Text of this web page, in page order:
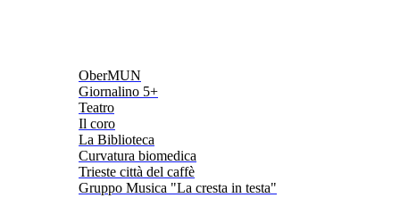
OberMUN
Giornalino 5+
Teatro
Il coro
La Biblioteca
Curvatura biomedica
Trieste città del caffè
Gruppo Musica "La cresta in testa"